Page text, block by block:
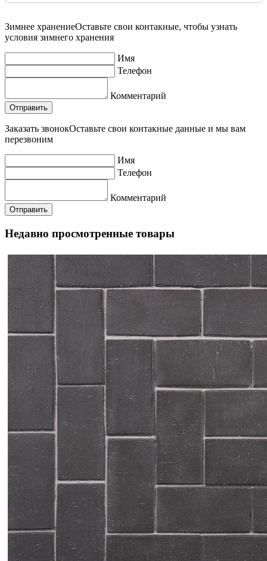
Зимнее хранениеОставьте свои контакные, чтобы узнать
условия зимнего хранения
Имя
Телефон
Комментарий
Заказать звонокОставьте свои контакные данные и мы вам
перезвоним
Имя
Телефон
Комментарий
Недавно просмотренные товары